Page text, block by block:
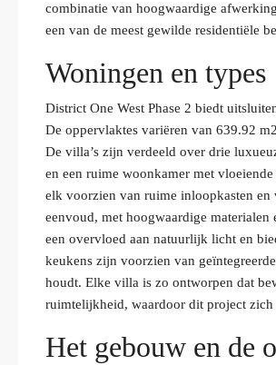
combinatie van hoogwaardige
een van de meest gewilde residentiële
Woningen en types
District One West Phase 2 biedt
De oppervlaktes variëren van 639.92
De villa’s zijn verdeeld over drie
en een ruime woonkamer met
elk voorzien van ruime inloopkasten en
eenvoud, met hoogwaardige
een overvloed aan natuurlijk licht en
keukens zijn voorzien van
houdt. Elke villa is zo ontworpen dat
ruimtelijkheid, waardoor dit project
Het gebouw en de